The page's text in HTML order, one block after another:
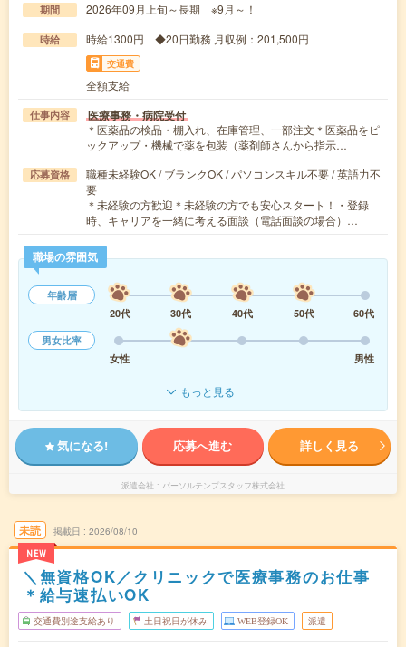
期間 2026年09月上旬～長期 ※9月～！
時給 時給1300円 ◆20日勤務 月収例：201,500円
交通費
全額支給
仕事内容 医療事務・病院受付
＊医薬品の検品・棚入れ、在庫管理、一部注文＊医薬品をピ
ックアップ・機械で薬を包装（薬剤師さんから指示…
応募資格
職種未経験OK / ブランクOK / パソコンスキル不要 / 英語力不
要
＊未経験の方歓迎＊未経験の方でも安心スタート！・登録
時、キャリアを一緒に考える面談（電話面談の場合）…
職場の雰囲気
年齢層
20代
30代 40代 50代
60代
男女比率
女性
男性
もっと見る
気になる! 応募へ進む 詳しく見る
派遣会社 パーソルテンプスタッフ株式会社
未読
NEW
掲載日 2026/08/10
＼無資格OK／クリニックで医療事務のお仕事
＊給与速払いOK
交通費別途支給あり 土日祝日が休み WEB登録OK 派遣